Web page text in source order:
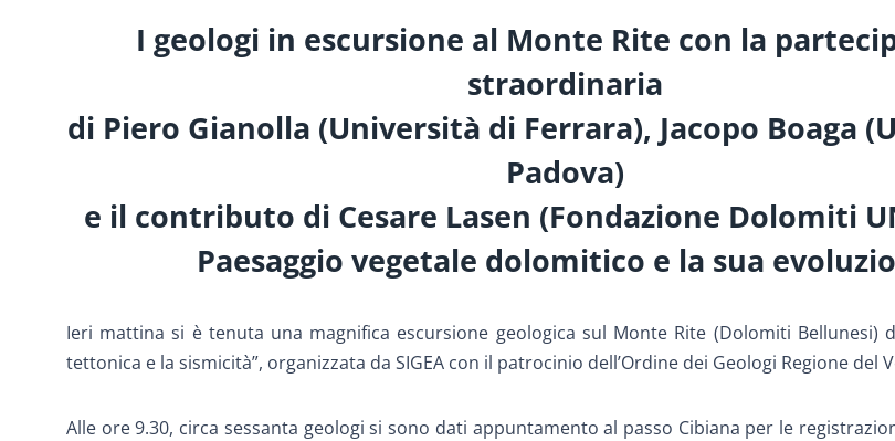
I geologi in escursione al Monte Rite con la
straordinaria
di Piero Gianolla (Università di Ferrara), Jacopo Boaga
Padova)
e il contributo di Cesare Lasen (Fondazione Dolomiti
Paesaggio vegetale dolomitico e la sua
Ieri mattina si è tenuta una magnifica escursione geologica sul Monte Rite (Dolomiti Bellunesi)
tettonica e la sismicità”, organizzata da SIGEA con il patrocinio dell’Ordine dei Geologi Regione del
Alle ore 9.30, circa sessanta geologi si sono dati appuntamento al passo Cibiana per le